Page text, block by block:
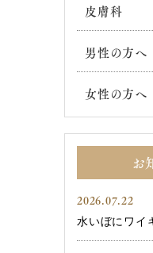
皮膚科
男性の方へ
女性の方へ
お
2026.07.22
水いぼにワイ